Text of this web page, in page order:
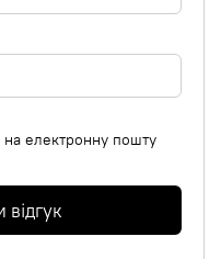
на електронну пошту
відгук